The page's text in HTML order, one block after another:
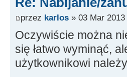
przez karlos » 03 Mar
Oczywiście można
się łatwo wyminąć,
użytkownikowi